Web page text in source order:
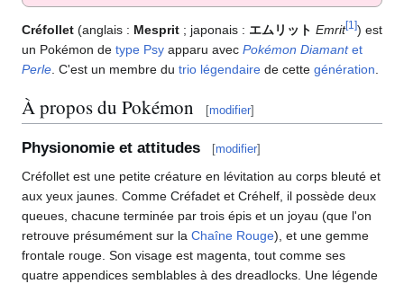
Créfollet (anglais : Mesprit ; japonais : エムリット Emrit[1 ]) est
un Pokémon de type Psy apparu avec Pokémon Diamantet
Perle . C'est un membre du trio légendaire de cette génération
À propos du Pokémon [modifier]
Physionomie et attitudes [modifier]
Créfollet est une petite créature en lévitation au corps bleuté et
aux yeux jaunes. Comme Créfadet et Créhelf, il possède deux
queues, chacune terminée par trois épis et un joyau (que l'on
retrouve présumément sur la Chaîne Rouge), et une gemme
frontale rouge. Son visage est magenta, tout comme ses
quatre appendices semblables à des dreadlocks. Une légende